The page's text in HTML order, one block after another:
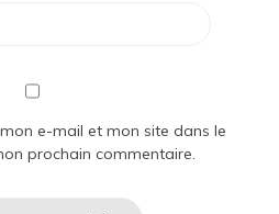
e-mail et mon site dans le
prochain commentaire.